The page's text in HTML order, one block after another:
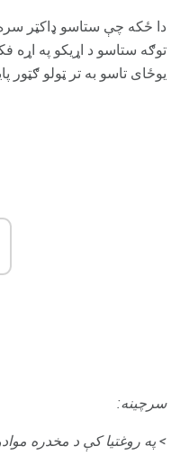
دا ځکه چې ستاسو ډاکټر
توګه ستاسو د اړیکو په اړه
یوځای تاسو به تر ټولو ګټور
سرچینه:
> په روغتیا کې د مخدره